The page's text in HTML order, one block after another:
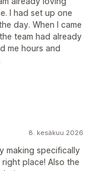
I had set up one
day. When I came
team had already
me hours and
8. kesäkuu 2026
making specifically
place! Also the